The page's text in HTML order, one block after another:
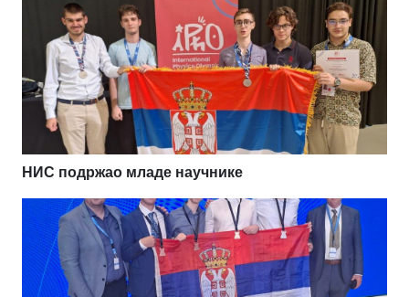
НИС подржао младе научнике